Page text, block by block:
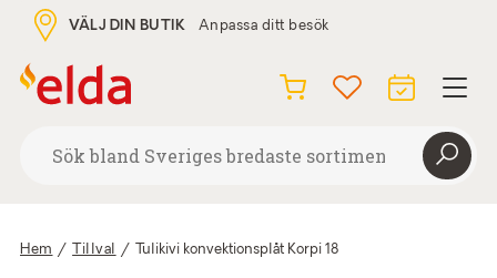
VÄLJ DIN BUTIK Anpassa ditt besök
Hem / Tillval / Tulikivi konvektionsplåt Korpi 18